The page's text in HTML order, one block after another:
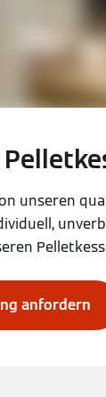
unseren
anfordern